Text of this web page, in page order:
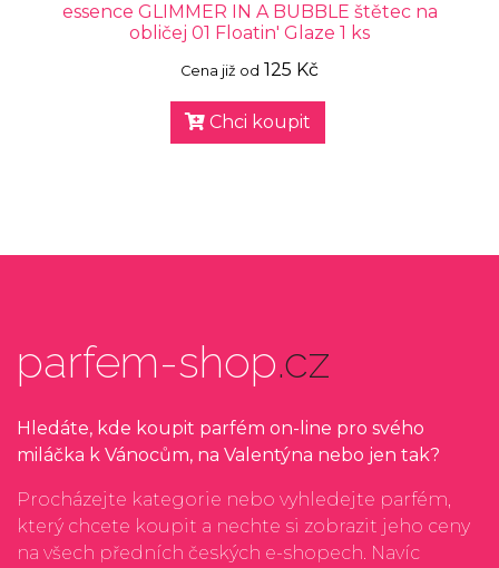
essence GLIMMER IN A BUBBLE štětec na
obličej 01 Floatin' Glaze 1 ks
Cena již od 125 Kč
Chci koupit
parfem-shop.cz
Hledáte, kde koupit parfém on-line pro svého
miláčka k Vánocům, na Valentýna nebo jen tak?
Procházejte kategorie nebo vyhledejte parfém,
který chcete koupit a nechte si zobrazit jeho ceny
na všech předních českých e-shopech. Navíc